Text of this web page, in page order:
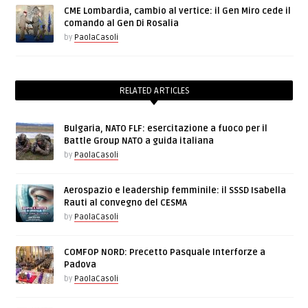
CME Lombardia, cambio al vertice: il Gen Miro cede il
comando al Gen Di Rosalia
by PaolaCasoli
RELATED ARTICLES
Bulgaria, NATO FLF: esercitazione a fuoco per il
Battle Group NATO a guida italiana
by PaolaCasoli
Aerospazio e leadership femminile: il SSSD Isabella
Rauti al convegno del CESMA
by PaolaCasoli
COMFOP NORD: Precetto Pasquale Interforze a
Padova
by PaolaCasoli